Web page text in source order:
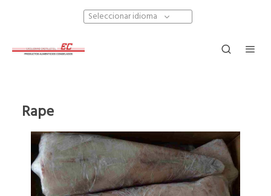
Seleccionar idioma
Rape